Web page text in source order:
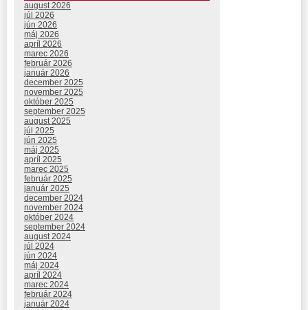
august 2026
júl 2026
jún 2026
máj 2026
apríl 2026
marec 2026
február 2026
január 2026
december 2025
november 2025
október 2025
september 2025
august 2025
júl 2025
jún 2025
máj 2025
apríl 2025
marec 2025
február 2025
január 2025
december 2024
november 2024
október 2024
september 2024
august 2024
júl 2024
jún 2024
máj 2024
apríl 2024
marec 2024
február 2024
január 2024